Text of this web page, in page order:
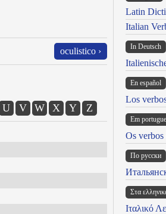
oculistico ›
U V W X Y Z
Latin
Italian
In Deutsch
En español
Los
Em
Os
По русски
Στα
Ιταλικό